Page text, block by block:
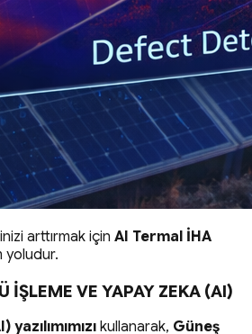
arttırmak için AI Termal İHA
yoludur.
İŞLEME VE YAPAY ZEKA (AI)
kullanarak, Güneş